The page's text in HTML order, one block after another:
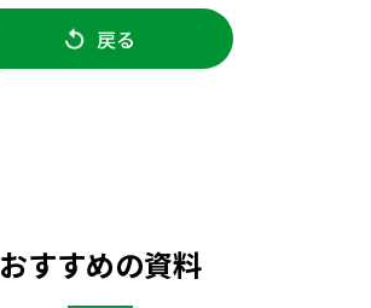
戻る
おすすめの資料